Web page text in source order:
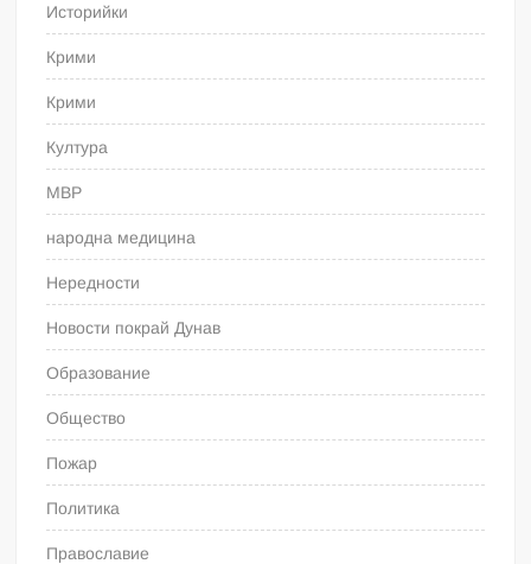
Историйки
Крими
Крими
Култура
МВР
народна медицина
Нередности
Новости покрай Дунав
Образование
Общество
Пожар
Политика
Православие